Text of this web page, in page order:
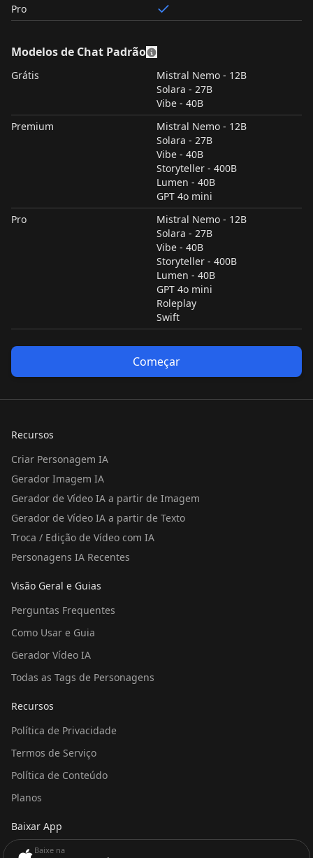
Pro
Modelos de Chat Padrão
Grátis
Mistral Nemo - 12B
Solara - 27B
Vibe - 40B
Premium
Mistral Nemo - 12B
Solara - 27B
Vibe - 40B
Storyteller - 400B
Lumen - 40B
GPT 4o mini
Pro
Mistral Nemo - 12B
Solara - 27B
Vibe - 40B
Storyteller - 400B
Lumen - 40B
GPT 4o mini
Roleplay
Swift
Começar
Recursos
Criar Personagem IA
Gerador Imagem IA
Gerador de Vídeo IA a partir de Imagem
Gerador de Vídeo IA a partir de Texto
Troca / Edição de Vídeo com IA
Personagens IA Recentes
Visão Geral e Guias
Perguntas Frequentes
Como Usar e Guia
Gerador Vídeo IA
Todas as Tags de Personagens
Recursos
Política de Privacidade
Termos de Serviço
Política de Conteúdo
Planos
Baixar App
Baixe na